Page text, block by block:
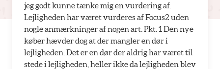
jeg godt kunne tænke mig en vurdering af.
Lejligheden har været vurderes af Focus2 uden
nogle anmærkninger af nogen art. Pkt. 1 Den nye
køber hævder dog at der mangler en dør i
lejligheden. Det er en dør der aldrig har været til
stede i lejligheden, heller ikke da lejligheden blev